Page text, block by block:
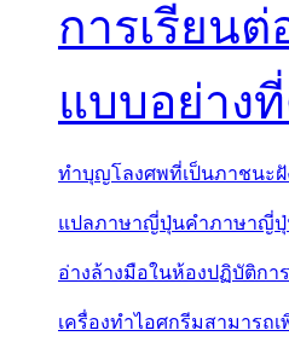
การเรียน
แบบอย่าง
ทำบุญโลงศพที่เป็นภาชนะ
แปลภาษาญี่ปุ่นคำภาษาญี่ปุ่
อ่างล้างมือในห้องปฏิบัติกา
เครื่องทำไอศกรีมสามารถ